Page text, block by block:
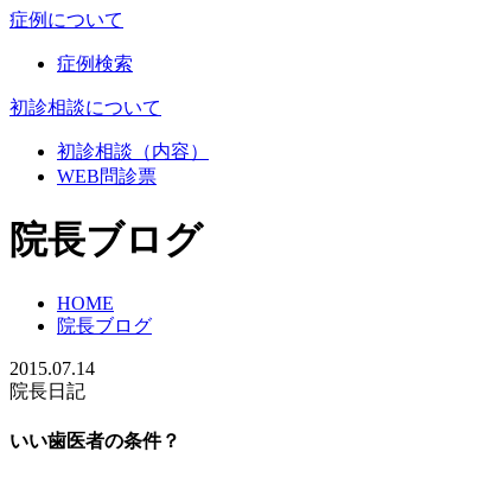
症例について
症例検索
初診相談について
初診相談（内容）
WEB問診票
院長ブログ
HOME
院長ブログ
2015.07.14
院長日記
いい歯医者の条件？